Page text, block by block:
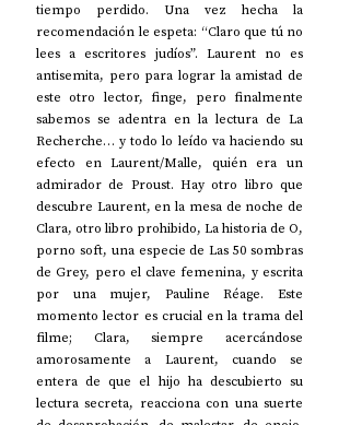
tiempo perdido. Una vez hecha la
recomendación le espeta: “Claro que tú no
lees a escritores judíos”. Laurent no es
antisemita, pero para lograr la amistad de
este otro lector, finge, pero finalmente
sabemos se adentra en la lectura de La
Recherche… y todo lo leído va haciendo su
efecto en Laurent/Malle, quién era un
admirador de Proust. Hay otro libro que
descubre Laurent, en la mesa de noche de
Clara, otro libro prohibido, La historia de O,
porno soft, una especie de Las 50 sombras
de Grey, pero el clave femenina, y escrita
por una mujer, Pauline Réage. Este
momento lector es crucial en la trama del
filme; Clara, siempre acercándose
amorosamente a Laurent, cuando se
entera de que el hijo ha descubierto su
lectura secreta, reacciona con una suerte